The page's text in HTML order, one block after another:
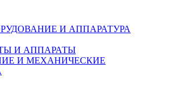
И АППАРАТУРА
И АППАРАТЫ
И МЕХАНИЧЕСКИЕ